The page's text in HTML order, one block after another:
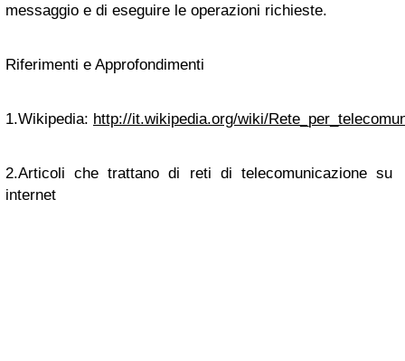
messaggio e di eseguire le operazioni richieste.
Riferimenti e Approfondimenti
1.Wikipedia: http://it.wikipedia.org/wiki/
2.Articoli che trattano di reti di telecomunicazione su
internet